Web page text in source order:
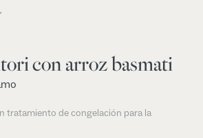
con arroz basmati
tratamiento de congelación para la